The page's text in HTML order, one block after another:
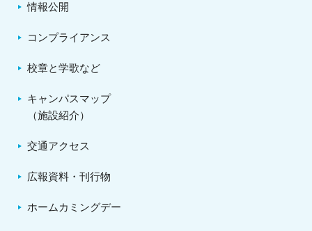
情報公開
コンプライアンス
校章と学歌など
キャンパスマップ
（施設紹介）
交通アクセス
広報資料・刊行物
ホームカミングデー